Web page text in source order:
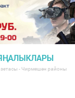
- Чирмешән районы